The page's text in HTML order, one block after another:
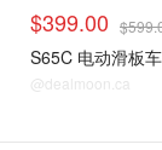
$399.00
S65C 电动滑板
@dealmoon.ca